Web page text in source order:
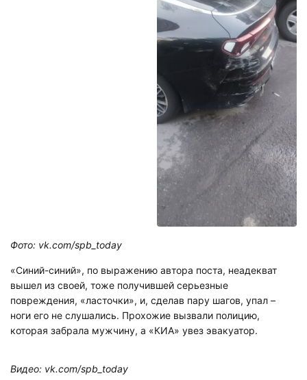
Фото: vk.com/spb_today
«Синий-синий», по выражению автора поста, неадекват
вышел из своей, тоже получившей серьезные
повреждения, «ласточки», и, сделав пару шагов, упал –
ноги его не слушались. Прохожие вызвали полицию,
которая забрала мужчину, а «КИА» увез эвакуатор.
Видео: vk.com/spb_today